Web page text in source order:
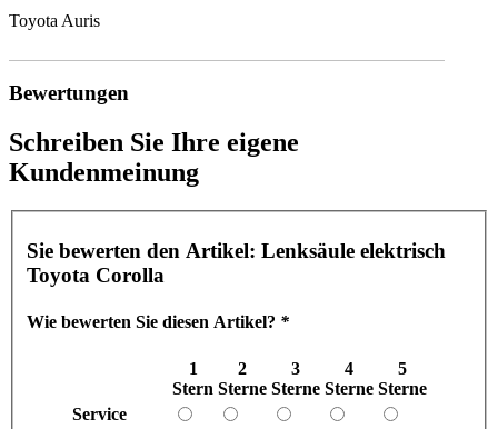
Toyota Auris
Bewertungen
Schreiben Sie Ihre eigene
Kundenmeinung
Sie bewerten den Artikel: Lenksäule elektrisch
Toyota Corolla
Wie bewerten Sie diesen Artikel? *
1
Stern
2
Sterne
3
Sterne
4
Sterne
5
Sterne
Service